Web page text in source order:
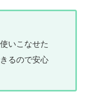
いこなせた
るので安心